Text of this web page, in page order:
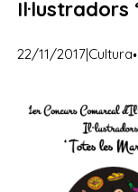
Il·lustradors
22/11/2017|Cultura·